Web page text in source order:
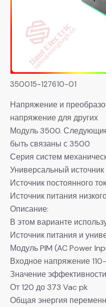
350015-127610-01
Напряжение и
напряжение для других
Модуль 3500. Следующие
быть связаны с 3500
Серия систем
Универсальный источник
Источник постоянного
Источник питания
Описание:
В этом варианте
Источник питания и
Модуль PIM (AC Power
Входное напряжение
Значение
От 120 до 373 Vac pk
Общая энергия